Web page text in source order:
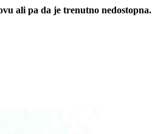
ali pa da je trenutno nedostopna.